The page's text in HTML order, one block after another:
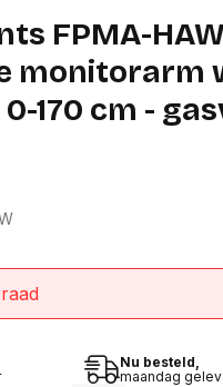
FPMA-
monitorarm
0-170 cm -
Nu besteld,
maandag